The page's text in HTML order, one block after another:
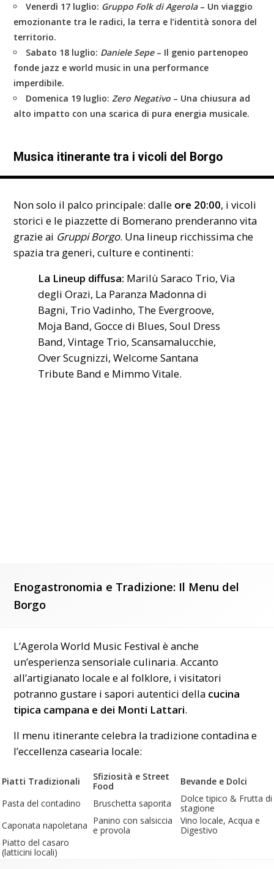
Venerdì 17 luglio: Gruppo Folk di Agerola– Un viaggio
emozionante tra le radici, la terra e l’identità sonora del
territorio.
Sabato 18 luglio: Daniele Sepe– Il genio partenopeo
fonde jazz e world music in una performance
imperdibile.
Domenica 19 luglio: Zero Negativo – Una chiusura ad
alto impatto con una scarica di pura energia musicale.
Musica itinerante tra i vicoli del Borgo
Non solo il palco principale: dalle ore 20:00, i vicoli
storici e le piazzette di Bomerano prenderanno vita
grazie ai Gruppi Borgo. Una lineup ricchissima che
spazia tra generi, culture e continenti:
La Lineup diffusa: Marilù Saraco Trio, Via
degli Orazi, La Paranza Madonna di
Bagni, Trio Vadinho, The Evergroove,
Moja Band, Gocce di Blues, Soul Dress
Band, Vintage Trio, Scansamalucchie,
Over Scugnizzi, Welcome Santana
Tribute Band e Mimmo Vitale.
Enogastronomia e Tradizione: Il Menu del
Borgo
L’Agerola World Music Festival è anche
un’esperienza sensoriale culinaria. Accanto
all’artigianato locale e al folklore, i visitatori
potranno gustare i sapori autentici della cucina
tipica campana e dei Monti Lattari.
Il menu itinerante celebra la tradizione contadina e
l’eccellenza casearia locale:
Piatti Tradizionali
Sfiziosità e Street
Food
Bevande e Dolci
Pasta del contadino
Bruschetta saporita
Dolce tipico & Frutta di
stagione
Caponata napoletana Panino con salsiccia
e provola
Vino locale, Acqua e
Digestivo
Piatto del casaro
(latticini locali)